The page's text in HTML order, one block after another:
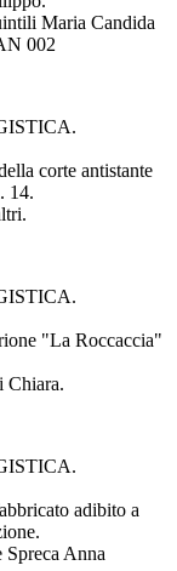
Maria Candida
002
corte antistante
14.
"La Roccaccia"
Chiara.
adibito a
Spreca Anna